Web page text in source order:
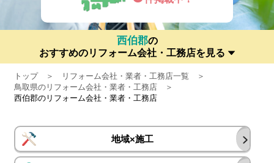
西伯郡の
おすすめのリフォーム会社・工務店を見る
トップ
リフォーム会社・業者・工務店一覧
鳥取県のリフォーム会社・業者・工務店
西伯郡のリフォーム会社・業者・工務店
地域×施工